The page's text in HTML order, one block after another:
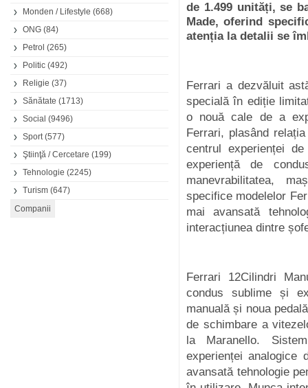
Monden / Lifestyle (668)
ONG (84)
Petrol (265)
Politic (492)
Religie (37)
Sănătate (1713)
Social (9496)
Sport(577)
Ştiinţă / Cercetare (199)
Tehnologie (2245)
Turism (647)
de 1.499 unități, se
Made, oferind
atenția la detalii se
Ferrari a dezvăluit
specială în ediție
o nouă cale de a
Ferrari, plasând
centrul experienței
experiență de
manevrabilitatea,
specifice modelelor
mai avansată
interacțiunea dintre
Ferrari 12Cilindri
condus sublime și
manuală și noua
de schimbare a
la Maranello.
experienței analogice
avansată tehnologie